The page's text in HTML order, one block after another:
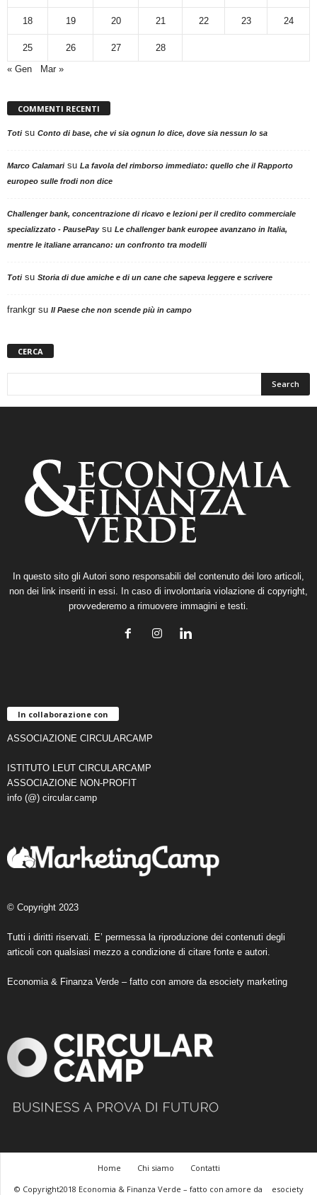
18 19 20 21 22 23 24
25 26 27
28
« Gen
Mar »
COMMENTI RECENTI
Totisu Conto di base, che vi sia ognun lo dice, dove sia nessun lo sa
Marco Calamarisu La favola del rimborso immediato: quello che il Rapporto
europeo sulle frodi non dice
Challenger bank, concentrazione di ricavo e lezioni per il credito commerciale
specializzato - PausePaysu Le challenger bank europee avanzano in Italia,
mentre le italiane arrancano: un confronto tra modelli
Totisu Storia di due amiche e di un cane che sapeva leggere e scrivere
frankgr su Il Paese che non scende più in campo
CERCA
In questo sito gli Autori sono responsabili del contenuto dei loro articoli,
non dei link inseriti in essi. In caso di involontaria violazione di copyright,
provvederemo a rimuovere immagini e testi.
In collaborazione con
ASSOCIAZIONE CIRCULARCAMP
ISTITUTO LEUT CIRCULARCAMP
ASSOCIAZIONE NON-PROFIT
info (@) circular.camp
© Copyright 2023
Tutti i diritti riservati. E’ permessa la riproduzione dei contenuti degli
articoli con qualsiasi mezzo a condizione di citare fonte e autori.
Economia & Finanza Verde – fatto con amore da esociety marketing
Home Chi siamo
Contatti
© Copyright2018 Economia & Finanza Verde – fatto con amore da
esociety